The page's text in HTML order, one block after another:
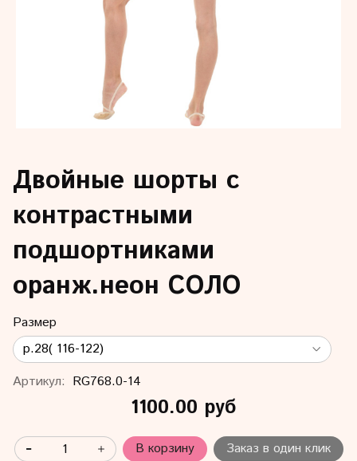
Двойные шорты с
контрастными
подшортниками
оранж.неон СОЛО
Размер
Артикул: RG768.0-14
1100.00 руб
В корзину
Заказ в один клик